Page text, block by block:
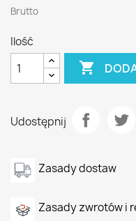
Brutto
Ilość

Udostępnij
Zasady dostaw
Zasady zwrotów i